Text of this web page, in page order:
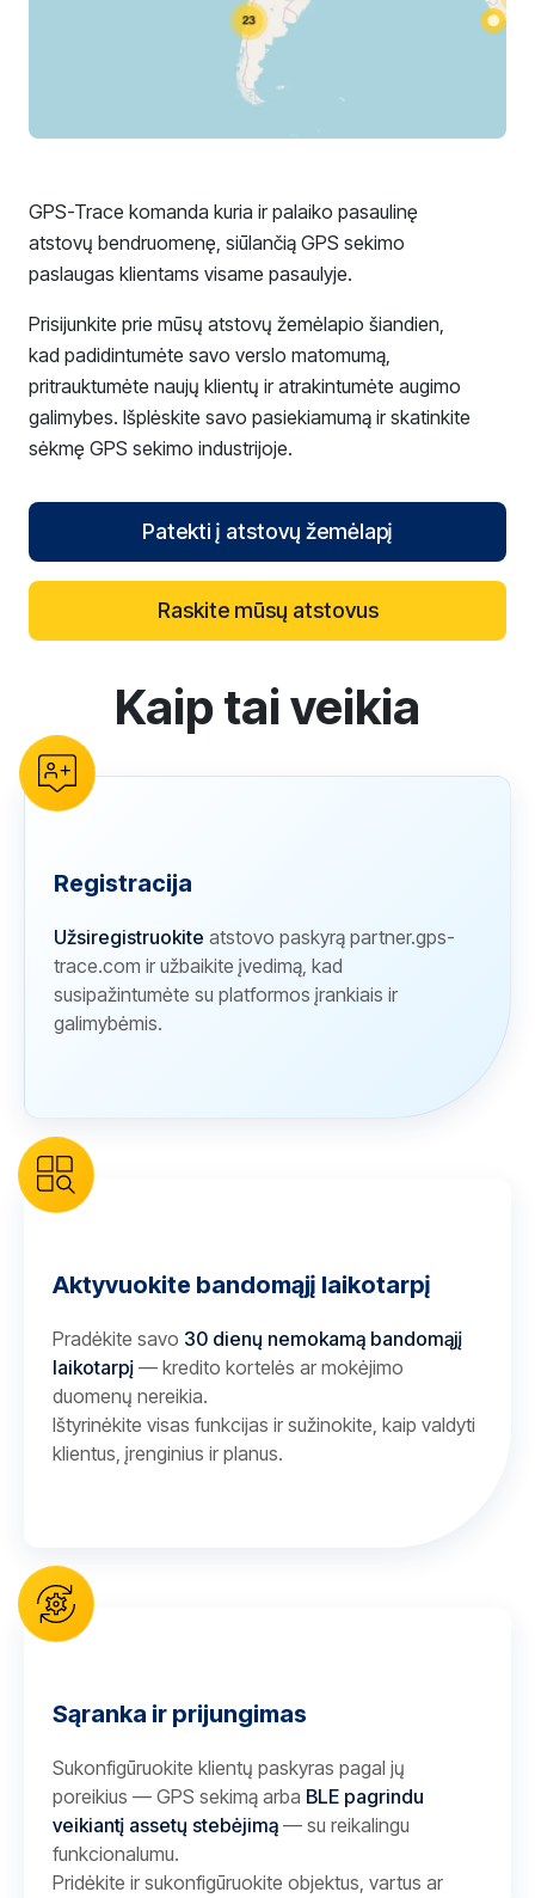
GPS-Trace komanda kuria ir palaiko pasaulinę
atstovų bendruomenę, siūlančią GPS sekimo
paslaugas klientams visame pasaulyje.
Prisijunkite prie mūsų atstovų žemėlapio šiandien,
kad padidintumėte savo verslo matomumą,
pritrauktumėte naujų klientų ir atrakintumėte augimo
galimybes. Išplėskite savo pasiekiamumą ir skatinkite
sėkmę GPS sekimo industrijoje.
Patekti į atstovų žemėlapį
Raskite mūsų atstovus
reCAPTCHA verificationKaip tai veikia
Registracija
Užsiregistruokite atstovo paskyrą partner.gps-
trace.com ir užbaikite įvedimą, kad
susipažintumėte su platformos įrankiais ir
galimybėmis.
Aktyvuokite bandomąjį laikotarpį
Pradėkite savo 30 dienų nemokamą bandomąjį
laikotarpį — kredito kortelės ar mokėjimo
duomenų nereikia.
Ištyrinėkite visas funkcijas ir sužinokite, kaip valdyti
klientus, įrenginius ir planus.
Sąranka ir prijungimas
Sukonfigūruokite klientų paskyras pagal jų
poreikius — GPS sekimą arba BLE pagrindu
veikiantį assetų stebėjimą — su reikalingu
funkcionalumu.
Pridėkite ir sukonfigūruokite objektus, vartus ar